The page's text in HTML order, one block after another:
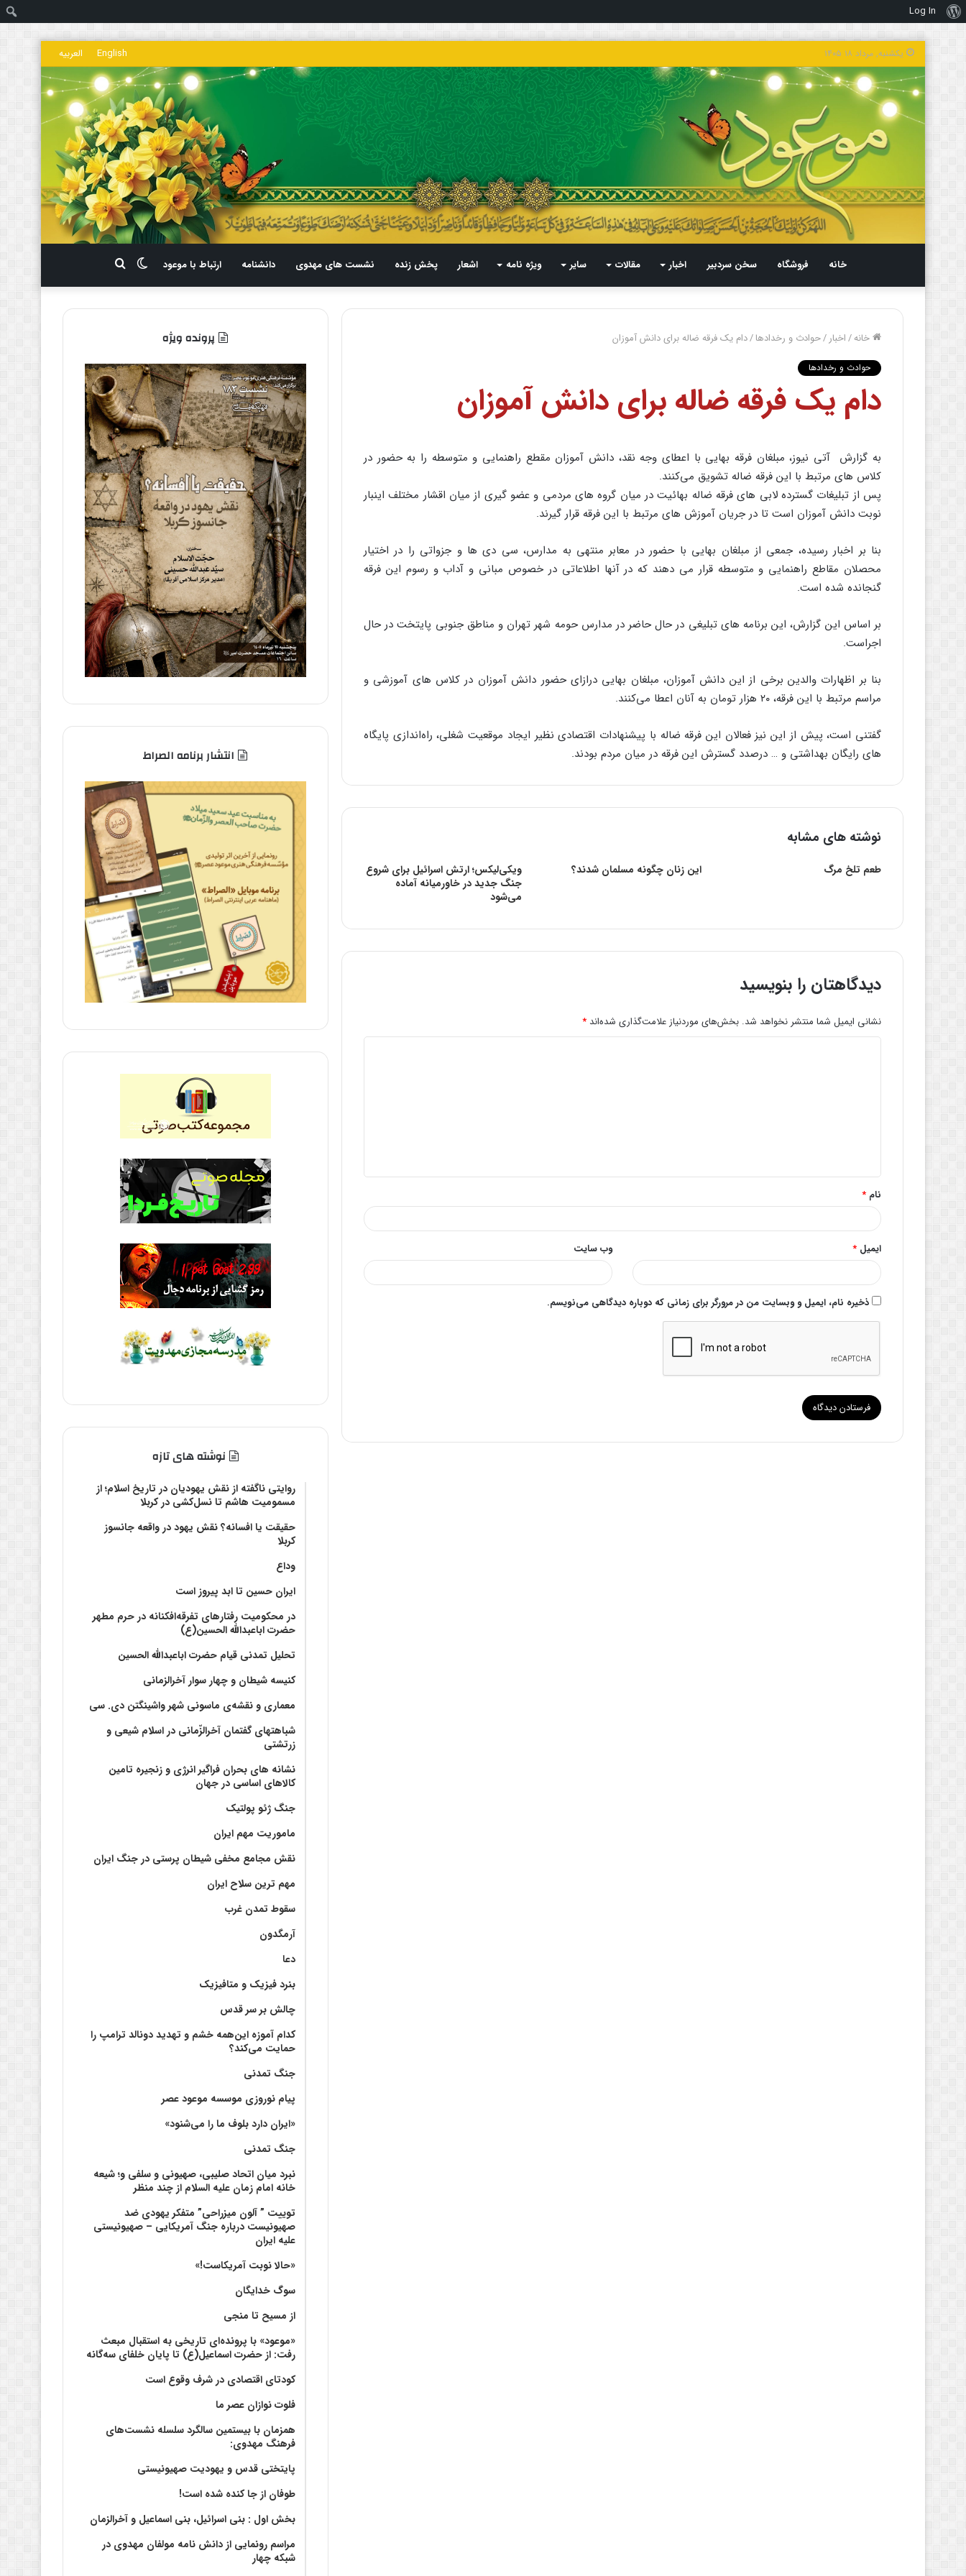
درباره
وردپرس
Log In
یکشنبه, مرداد ۱۸ ۱۴۰۵ English العربیه
خانه فروشگاه سخن سردبیر اخبار مقالات سایر ویژه نامه اشعار پخش زنده نشست های مهدوی دانشنامه ارتباط با موعود
برای
تغییر
پوسته
خانه/اخبار /حوادث و رخدادها/دام یک فرقه ضاله برای دانش آموزان
حوادث و رخدادها
دام یک فرقه ضاله برای دانش آموزان
به گزارش آتی نیوز، مبلغان فرقه بهایی با اعطای وجه نقد، دانش آموزان مقطع راهنمایی و متوسطه را به حضور در
کلاس های مرتبط با این فرقه ضاله تشویق می‌کنند.
پس از تبلیغات گسترده لابی های فرقه ضاله بهائیت در میان گروه های مردمی و عضو گیری از میان اقشار مختلف اینبار
نوبت دانش آموزان است تا در جریان آموزش های مرتبط با این فرقه قرار گیرند.
بنا بر اخبار رسیده، جمعی از مبلغان بهایی با حضور در معابر منتهی به مدارس، سی دی ها و جزواتی را در اختیار
محصلان مقاطع راهنمایی و متوسطه قرار می دهند که در آنها اطلاعاتی در خصوص مبانی و آداب و رسوم این فرقه
گنجانده شده است.
بر اساس این گزارش، این برنامه های تبلیغی در حال حاضر در مدارس حومه شهر تهران و مناطق جنوبی پایتخت در حال
اجراست.
بنا بر اظهارات والدین برخی از این دانش آموزان، مبلغان بهایی درازای حضور دانش آموزان در کلاس های آموزشی و
مراسم مرتبط با این فرقه، ۲۰ هزار تومان به آنان اعطا می‌کنند.
گفتنی است، پیش از این نیز فعالان این فرقه ضاله با پیشنهادات اقتصادی نظیر ایجاد موقعیت شغلی، راه‌اندازی پایگاه
های رایگان بهداشتی و … درصدد گسترش این فرقه در میان مردم بودند.
نوشته های مشابه
طعم تلخ مرگ این زنان چگونه مسلمان شدند؟
ویکی‌لیکس؛ ارتش اسرائیل برای شروع
جنگ جدید در خاورمیانه آماده
می‌شود
دیدگاهتان را بنویسید
نشانی ایمیل شما منتشر نخواهد شد. بخش‌های موردنیاز علامت‌گذاری شده‌اند *
*
نام *
ایمیل * وب‌ سایت
ذخیره نام، ایمیل و وبسایت من در مرورگر برای زمانی که دوباره دیدگاهی می‌نویسم.
پرونده ویژه
انتشار برنامه الصراط
نوشته های تازه
روایتی ناگفته از نقش یهودیان در تاریخ اسلام؛ از
مسمومیت هاشم تا نسل‌کشی در کربلا
حقیقت یا افسانه؟‌ نقش یهود در واقعه جانسوز
کربلا
وداع
ایران حسین تا ابد پیروز است
در محکومیت رفتارهای تفرقه‌افکنانه در حرم مطهر
حضرت اباعبدالله الحسین(ع)
تحلیل تمدنی قیام حضرت اباعبدالله الحسین
کنیسه شیطان و چهار سوار آخرالزمانی
معماری و نقشه‌ی ماسونی شهر واشينگتن دی. سی
شباهتهای گفتمان آخر‌الزّمانی در اسلام شیعی و
زرتشتی
نشانه های بحران فراگیر انرژی و زنجیره تامین
کالاهای اساسی در جهان
جنگ ژئو پولتیک
ماموریت مهم ایران
نقش مجامع مخفی شیطان پرستی در جنگ ایران
مهم ترین سلاح ایران
سقوط تمدن غرب
آرمگدون
دعا
بنرد فیزیک و متافیزیک
چالش بر سر قدس
کدام آموزه این‌همه خشم و تهدید دونالد ترامپ را
حمایت می‌کند؟
جنگ تمدنی
پیام نوروزی موسسه موعود عصر
«ایران دارد بلوف ما را می‌شنود»
جنگ تمدنی
نبرد میان اتحاد صلیبی، صهیونی و سلفی و؛ شیعه
خانه امام زمان علیه السلام از چند منظر
توییت ” آلون میزراحی” متفکر یهودی ضد
صهیونیست درباره جنگ آمریکایی – صهیونیستی
علیه ایران
«حالا نوبت آمریکاست!»
سوگ خدایگان
از مسیح تا منجی
«موعود» با پرونده‌ای تاریخی به استقبال مبعث
رفت: از حضرت اسماعیل(ع) تا پایان خلفای سه‌گانه
کودتای اقتصادی در شرف وقوع است
فلوت نوازان عصر ما
همزمان با بیستمین سالگرد سلسله نشست‌های
فرهنگ مهدوی:‌
پایتختی قدس و یهودیت صهیونیستی
طوفان از جا کنده شده است!
بخش اول : بنی اسرائیل، بنی اسماعیل و آخرالزمان
مراسم رونمایی از دانش نامه مولفان مهدوی در
شبکه چهار